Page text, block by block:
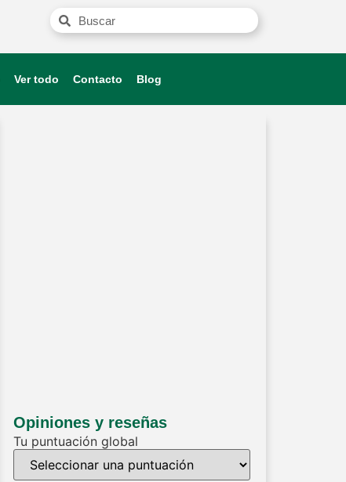
Ver todo Contacto Blog
Opiniones y reseñas
Tu puntuación global